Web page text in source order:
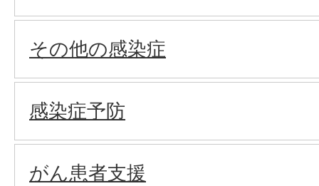
その他の感染症
感染症予防
がん患者支援